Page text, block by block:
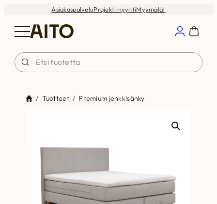
AsiakaspalveluProjektimyyntiMyymälät
/ Tuotteet / Premium jenkkisänky